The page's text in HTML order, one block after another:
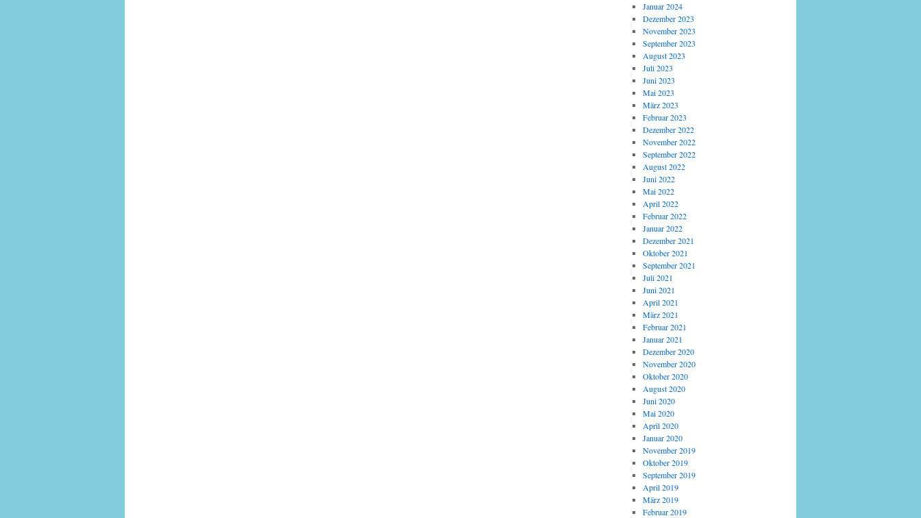
Januar 2024
Dezember 2023
November 2023
September 2023
August 2023
Juli 2023
Juni 2023
Mai 2023
März 2023
Februar 2023
Dezember 2022
November 2022
September 2022
August 2022
Juni 2022
Mai 2022
April 2022
Februar 2022
Januar 2022
Dezember 2021
Oktober 2021
September 2021
Juli 2021
Juni 2021
April 2021
März 2021
Februar 2021
Januar 2021
Dezember 2020
November 2020
Oktober 2020
August 2020
Juni 2020
Mai 2020
April 2020
Januar 2020
November 2019
Oktober 2019
September 2019
April 2019
März 2019
Februar 2019